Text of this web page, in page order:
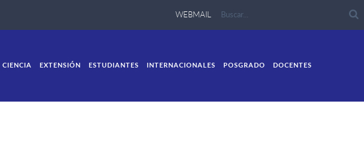
WEBMAIL
CIENCIA EXTENSIÓN ESTUDIANTES INTERNACIONALES POSGRADO DOCENTES